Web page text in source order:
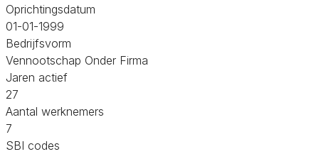
Oprichtingsdatum
01-01-1999
Bedrijfsvorm
Vennootschap Onder Firma
Jaren actief
27
Aantal werknemers
7
SBI codes